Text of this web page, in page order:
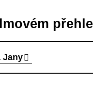
Jany